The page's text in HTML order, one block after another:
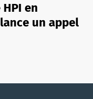
en
un appel